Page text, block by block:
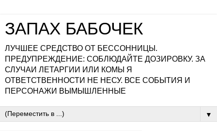
ЗАПАХ БАБОЧЕК
ЛУЧШЕЕ СРЕДСТВО ОТ БЕССОННИЦЫ.
ПРЕДУПРЕЖДЕНИЕ: СОБЛЮДАЙТЕ ДОЗИРОВКУ. ЗА
СЛУЧАИ ЛЕТАРГИИ ИЛИ КОМЫ Я
ОТВЕТСТВЕННОСТИ НЕ НЕСУ. ВСЕ СОБЫТИЯ И
ПЕРСОНАЖИ ВЫМЫШЛЕННЫЕ
▼